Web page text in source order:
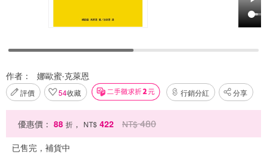
作者： 娜歐蜜‧克萊恩
評價 54收藏 行銷分紅 分享
優惠價： 88 折 ， NT$ 422 NT$ 480
已售完，補貨中